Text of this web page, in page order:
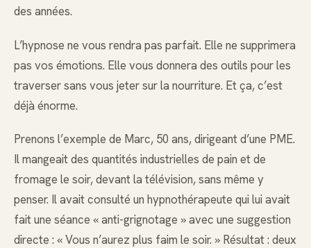
des années.
L’hypnose ne vous rendra pas parfait. Elle ne supprimera
pas vos émotions. Elle vous donnera des outils pour les
traverser sans vous jeter sur la nourriture. Et ça, c’est
déjà énorme.
Prenons l’exemple de Marc, 50 ans, dirigeant d’une PME.
Il mangeait des quantités industrielles de pain et de
fromage le soir, devant la télévision, sans même y
penser. Il avait consulté un hypnothérapeute qui lui avait
fait une séance « anti-grignotage » avec une suggestion
directe : « Vous n’aurez plus faim le soir. » Résultat : deux